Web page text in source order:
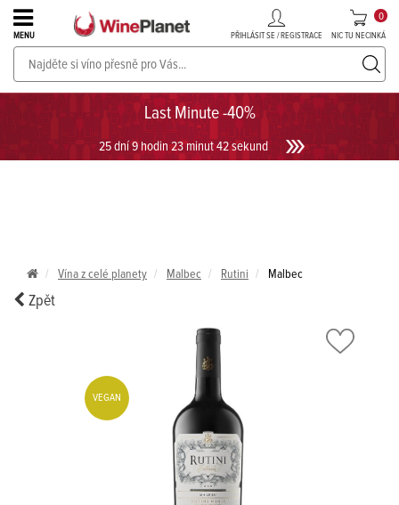
Last Minute -40%
25 dní 9 hodin 23 minut 42 sekund
MENU PŘIHLÁSIT SE / REGISTRACE NIC TU NECINKÁ
0
PROSECCO v akci až do -30%!UKÁZAT PROSECCO
Vína z celé planety Malbec Rutini Malbec
Zpět
VEGAN